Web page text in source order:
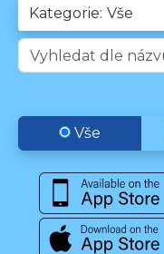
Kategorie:
Vše